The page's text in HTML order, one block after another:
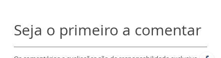
Seja o primeiro a comentar